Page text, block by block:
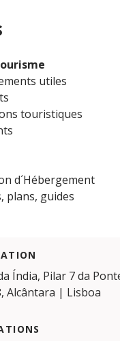
utiles
touristiques
d´Hébergement
plans, guides
Índia, Pilar 7 da
Alcântara | Lisboa